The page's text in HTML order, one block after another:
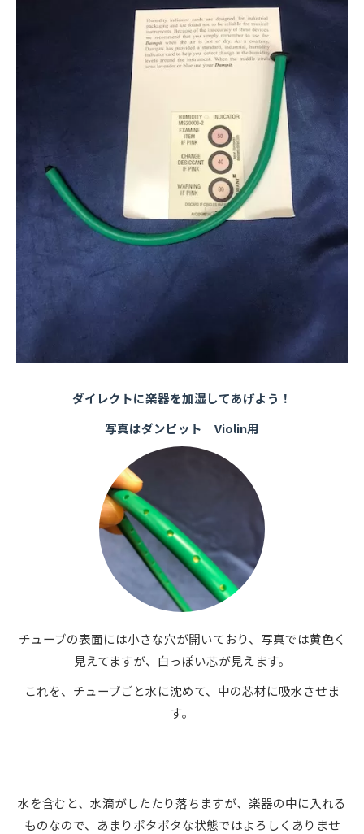
ダイレクトに楽器を加湿してあげよう！
写真はダンピット Violin用
チューブの表面には小さな穴が開いており、写真では黄色く
見えてますが、白っぽい芯が見えます。
これを、チューブごと水に沈めて、中の芯材に吸水させま
す。
水を含むと、水滴がしたたり落ちますが、楽器の中に入れる
ものなので、あまりポタポタな状態ではよろしくありませ